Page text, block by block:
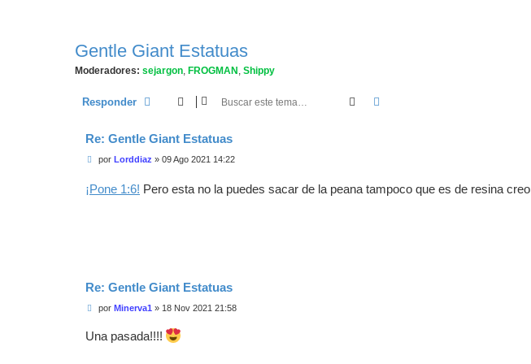
Gentle Giant Estatuas
Moderadores: sejargon, FROGMAN , Shippy
Responder Buscar
Re: Gentle Giant Estatuas
M
s
por Lorddiaz » 09 Ago 2021 14:22
¡Pone 1:6! Pero esta no la puedes sacar de la peana tampoco que es de resina creo
Re: Gentle Giant Estatuas
M
s
por Minerva1 » 18 Nov 2021 21:58
Una pasada!!!!